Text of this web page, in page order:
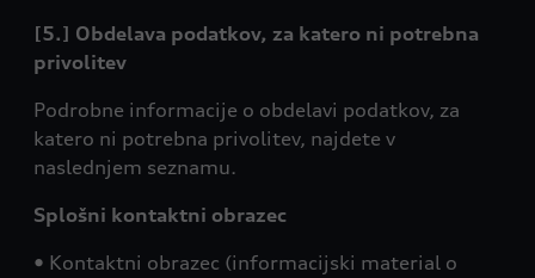
[5.] Obdelava podatkov, za katero ni potrebna
privolitev
Podrobne informacije o obdelavi podatkov, za
katero ni potrebna privolitev, najdete v
naslednjem seznamu.
Splošni kontaktni obrazec
• Kontaktni obrazec (informacijski material o